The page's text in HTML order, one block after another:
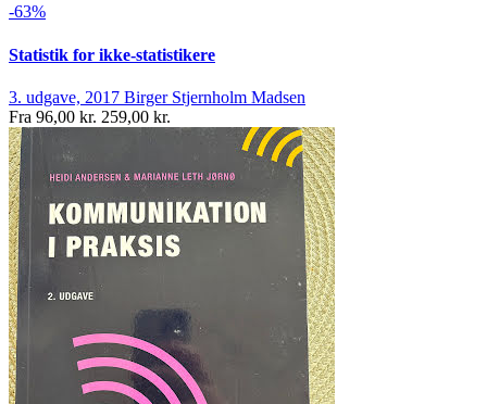
-63%
Statistik for ikke-statistikere
3. udgave, 2017 Birger Stjernholm Madsen
Fra 96,00 kr. 259,00 kr.